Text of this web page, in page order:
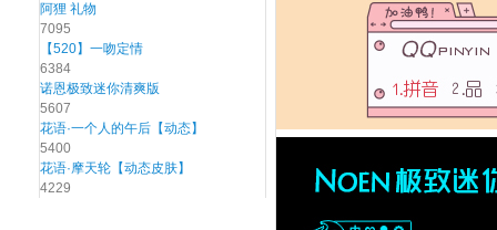
阿狸 礼物
7095
【520】一吻定情
6384
诺恩极致迷你清爽版
5607
花语·一个人的午后【动态】
5400
花语·摩天轮【动态皮肤】
4229